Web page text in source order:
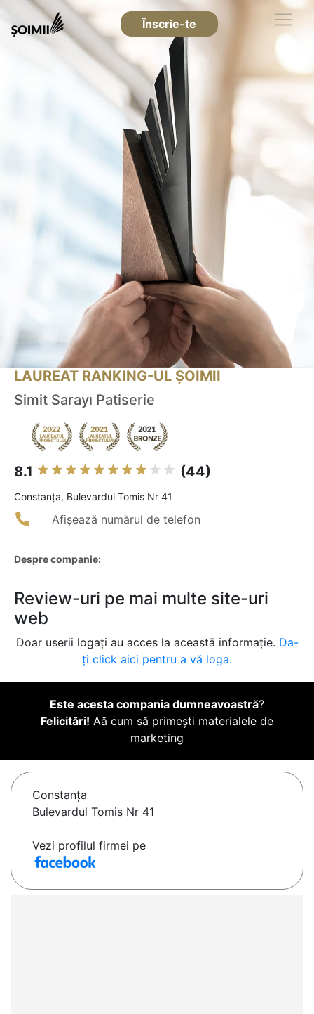
Înscrie-te
LAUREAT RANKING-UL ȘOIMII
Simit Sarayı Patiserie
8.1 (44)
Constanţa, Bulevardul Tomis Nr 41
Afișează numărul de telefon
Despre companie:
Review-uri pe mai multe site-uri
web
Doar userii logați au acces la această informație. Da-
ți click aici pentru a vă loga.
Este acesta compania dumneavoastră?
Felicitări! Aă cum să primești materialele de
marketing
Constanţa
Bulevardul Tomis Nr 41
Vezi profilul firmei pe